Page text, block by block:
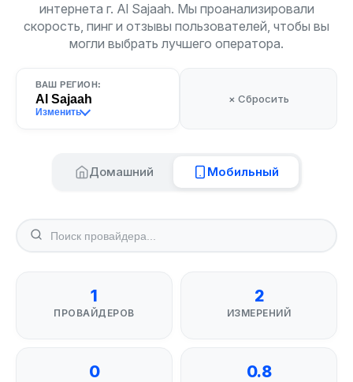
интернета г. Al Sajaah. Мы проанализировали
скорость, пинг и отзывы пользователей, чтобы вы
могли выбрать лучшего оператора.
ВАШ РЕГИОН:
Al Sajaah
Изменить
× Сбросить
Домашний Мобильный
1
ПРОВАЙДЕРОВ
2
ИЗМЕРЕНИЙ
0 0.8